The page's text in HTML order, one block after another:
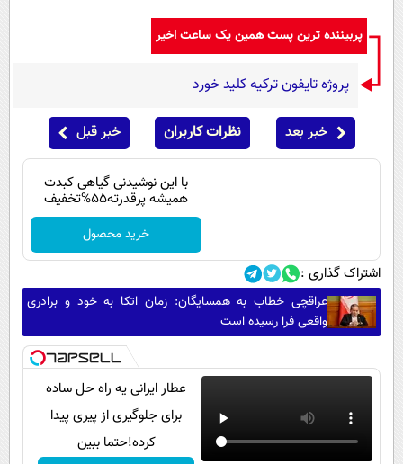
پربیننده ترین پست همین یک ساعت اخیر
پروژه تایفون ترکیه کلید خورد
خبر بعد نظرات کاربران خبر قبل
با این نوشیدنی گیاهی کبدت
همیشه پرقدرته55%تخفیف
خرید محصول
اشتراک گذاری :
عراقچی خطاب به همسایگان: زمان اتکا به خود و برادری
واقعی فرا رسیده است
عطار ایرانی یه راه حل ساده
برای جلوگیری از پیری پیدا
کرده!حتما ببین